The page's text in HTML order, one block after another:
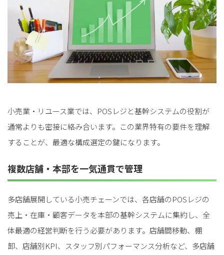
小売業・リユース業では、POSレジと基幹システムの役割が
通常よりも密接に絡み合います。この業界特有の要件を理解
することが、最適な構成選定の鍵になります。
複数店舗・本部を一気通貫で管理
多店舗展開している小売チェーンでは、各店舗のPOSレジの
売上・在庫・顧客データを本部の基幹システムに集約し、全
体最適の経営判断を行う必要があります。店舗間移動、棚
卸、店舗別KPI、スタッフ別パフォーマンス分析など、多店舗